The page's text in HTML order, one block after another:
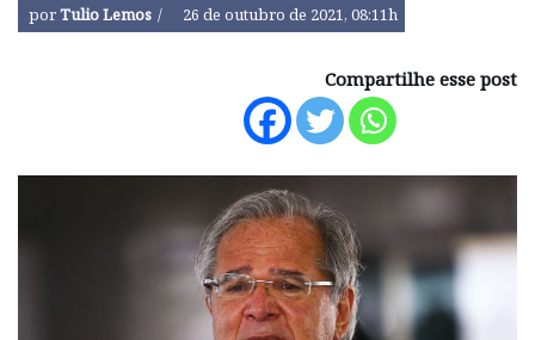
porTulio Lemos 26 de outubro de 2021, 08:11h
Compartilhe esse post